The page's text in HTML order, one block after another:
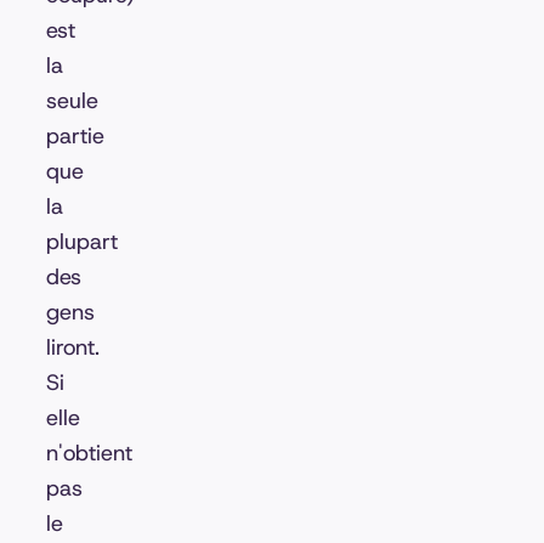
est
la
seule
partie
que
la
plupart
des
gens
liront.
Si
elle
n'obtient
pas
le